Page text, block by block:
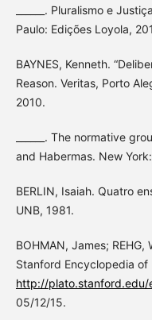
______. Pluralismo e
Paulo: Edições Loyola,
BAYNES, Kenneth.
Reason. Veritas, Porto
2010.
______. The normative
and Habermas. New
BERLIN, Isaiah. Quatro
UNB, 1981.
BOHMAN, James;
Stanford Encyclopedia of
http://plato.stanford.edu/
05/12/15.